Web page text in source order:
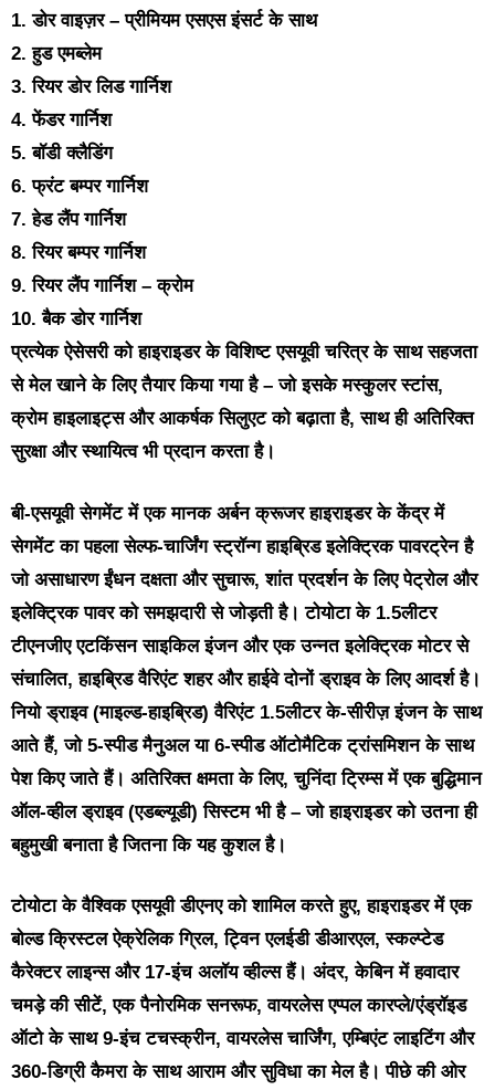
1. डोर वाइज़र – प्रीमियम एसएस इंसर्ट के साथ
2. हुड एमब्लेम
3. रियर डोर लिड गार्निश
4. फेंडर गार्निश
5. बॉडी क्लैडिंग
6. फ्रंट बम्पर गार्निश
7. हेड लैंप गार्निश
8. रियर बम्पर गार्निश
9. रियर लैंप गार्निश – क्रोम
10. बैक डोर गार्निश
प्रत्येक ऐसेसरी को हाइराइडर के विशिष्ट एसयूवी चरित्र के साथ सहजता
से मेल खाने के लिए तैयार किया गया है – जो इसके मस्कुलर स्टांस,
क्रोम हाइलाइट्स और आकर्षक सिलुएट को बढ़ाता है, साथ ही अतिरिक्त
सुरक्षा और स्थायित्व भी प्रदान करता है।
बी-एसयूवी सेगमेंट में एक मानक अर्बन क्रूजर हाइराइडर के केंद्र में
सेगमेंट का पहला सेल्फ-चार्जिंग स्ट्रॉन्ग हाइब्रिड इलेक्ट्रिक पावरट्रेन है
जो असाधारण ईंधन दक्षता और सुचारू, शांत प्रदर्शन के लिए पेट्रोल और
इलेक्ट्रिक पावर को समझदारी से जोड़ती है। टोयोटा के 1.5लीटर
टीएनजीए एटकिंसन साइकिल इंजन और एक उन्नत इलेक्ट्रिक मोटर से
संचालित, हाइब्रिड वैरिएंट शहर और हाईवे दोनों ड्राइव के लिए आदर्श है।
नियो ड्राइव (माइल्ड-हाइब्रिड) वैरिएंट 1.5लीटर के-सीरीज़ इंजन के साथ
आते हैं, जो 5-स्पीड मैनुअल या 6-स्पीड ऑटोमैटिक ट्रांसमिशन के साथ
पेश किए जाते हैं। अतिरिक्त क्षमता के लिए, चुनिंदा ट्रिम्स में एक बुद्धिमान
ऑल-व्हील ड्राइव (एडब्ल्यूडी) सिस्टम भी है – जो हाइराइडर को उतना ही
बहुमुखी बनाता है जितना कि यह कुशल है।
टोयोटा के वैश्विक एसयूवी डीएनए को शामिल करते हुए, हाइराइडर में एक
बोल्ड क्रिस्टल ऐक्रेलिक ग्रिल, ट्विन एलईडी डीआरएल, स्कल्प्टेड
कैरेक्टर लाइन्स और 17-इंच अलॉय व्हील्स हैं। अंदर, केबिन में हवादार
चमड़े की सीटें, एक पैनोरमिक सनरूफ, वायरलेस एप्पल कारप्ले/एंड्रॉइड
ऑटो के साथ 9-इंच टचस्क्रीन, वायरलेस चार्जिंग, एम्बिएंट लाइटिंग और
360-डिग्री कैमरा के साथ आराम और सुविधा का मेल है। पीछे की ओर